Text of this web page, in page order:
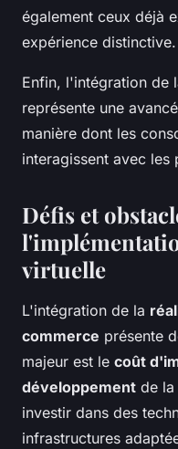
également ceux déjà
expérience distinctive.
Enfin, l'intégration de
représente une
manière dont les
interagissent avec les
Défis et
virtuelle
L'intégration de la
commerce présente
majeur est le coût
développement de la
investir dans des
infrastructures